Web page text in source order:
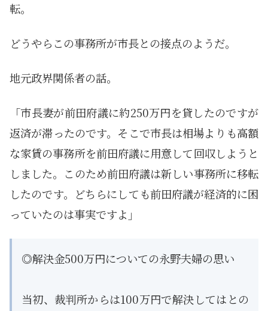
転。
どうやらこの事務所が市長との接点のようだ。
地元政界関係者の話。
「市長妻が前田府議に約250万円を貸したのですが
返済が滞ったのです。そこで市長は相場よりも高額
な家賃の事務所を前田府議に用意して回収しようと
しました。このため前田府議は新しい事務所に移転
したのです。どちらにしても前田府議が経済的に困
っていたのは事実ですよ」
◎解決金500万円についての永野夫婦の思い
当初、裁判所からは100万円で解決してはとの